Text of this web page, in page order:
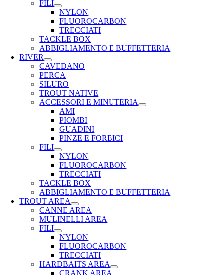
FILI
NYLON
FLUOROCARBON
TRECCIATI
TACKLE BOX
ABBIGLIAMENTO E BUFFETTERIA
RIVER
CAVEDANO
PERCA
SILURO
TROUT NATIVE
ACCESSORI E MINUTERIA
AMI
PIOMBI
GUADINI
PINZE E FORBICI
FILI
NYLON
FLUOROCARBON
TRECCIATI
TACKLE BOX
ABBIGLIAMENTO E BUFFETTERIA
TROUT AREA
CANNE AREA
MULINELLI AREA
FILI
NYLON
FLUOROCARBON
TRECCIATI
HARDBAITS AREA
CRANK AREA